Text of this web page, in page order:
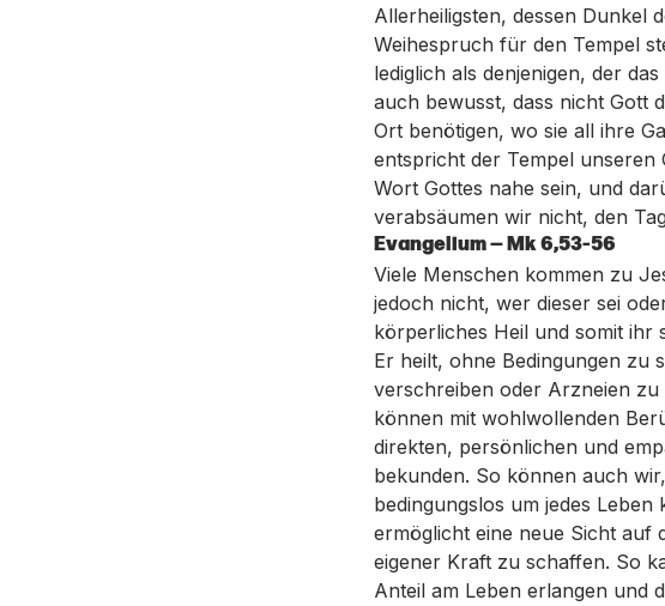
Allerheiligsten, dessen Dunkel
Weihespruch für den Tempel
lediglich als denjenigen, der
auch bewusst, dass nicht Gott
Ort benötigen, wo sie all ihre
entspricht der Tempel unseren
Wort Gottes nahe sein, und
verabsäumen wir nicht, den
Evangelium — Mk 6,53-56
Viele Menschen kommen zu
jedoch nicht, wer dieser sei
körperliches Heil und somit ihr
Er heilt, ohne Bedingungen zu
verschreiben oder Arzneien
können mit wohlwollenden
direkten, persönlichen und
bekunden. So können auch
bedingungslos um jedes
ermöglicht eine neue Sicht auf
eigener Kraft zu schaffen. So
Anteil am Leben erlangen und